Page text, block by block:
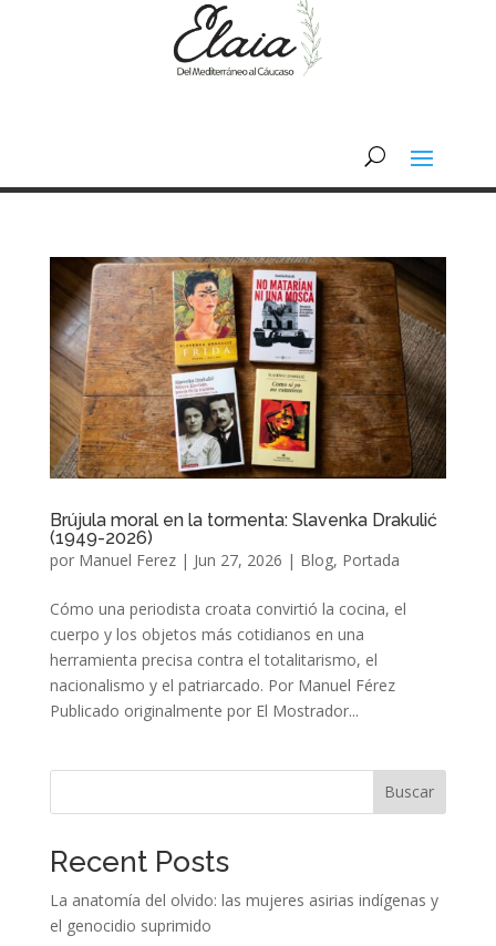
Brújula moral en la tormenta: Slavenka Drakulić
(1949-2026)
por Manuel Ferez| Jun 27, 2026 | Blog, Portada
Cómo una periodista croata convirtió la cocina, el
cuerpo y los objetos más cotidianos en una
herramienta precisa contra el totalitarismo, el
nacionalismo y el patriarcado. Por Manuel Férez
Publicado originalmente por El Mostrador...
Buscar
Recent Posts
La anatomía del olvido: las mujeres asirias indígenas y
el genocidio suprimido